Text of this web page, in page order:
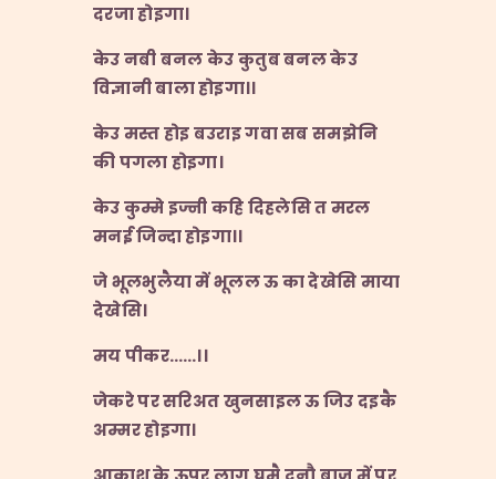
दरजाहोइगा।
केउनबीबनलकेउकुतुबबनलकेउ
विज्ञानीबालाहोइगा।।
केउमस्तहोइबउराइगवासबसमझेनि
कीपगलाहोइगा।
केउकुम्मेइज्नीकहिदिहलेसितमरल
मनईजिन्दाहोइगा।।
जेभूलभुलैयामेंभूललऊकादेखेसिमाया
देखेसि।
मयपीकर……।।
जेकरेपरसरिअतखुनसाइलऊजिउदइकै
अम्मरहोइगा।